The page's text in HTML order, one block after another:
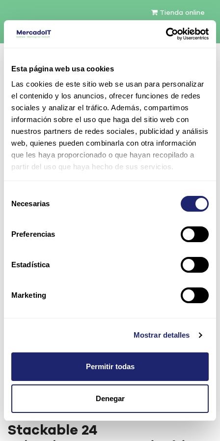
Esta página web usa cookies
Las cookies de este sitio web se usan para personalizar
el contenido y los anuncios, ofrecer funciones de redes
sociales y analizar el tráfico. Además, compartimos
información sobre el uso que haga del sitio web con
nuestros partners de redes sociales, publicidad y análisis
web, quienes pueden combinarla con otra información
que les haya proporcionado o que hayan recopilado a
partir del uso que haya hecho de sus servicios.
Necesarias
Preferencias
Estadística
Marketing
Mostrar detalles
Permitir todas
Denegar
Tienda online
Español
Contáctenos
Todos los productos
Cisco Catalyst 3750G Stackable 24
10/100/1000Base-T Gigabit Ethernet ports & 4 SFP
Cisco Catalyst 3750G
Stackable 24